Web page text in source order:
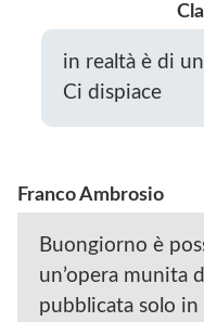
in realtà è di
Ci dispiace
Franco Ambrosio
Buongiorno è
un’opera munita
pubblicata solo